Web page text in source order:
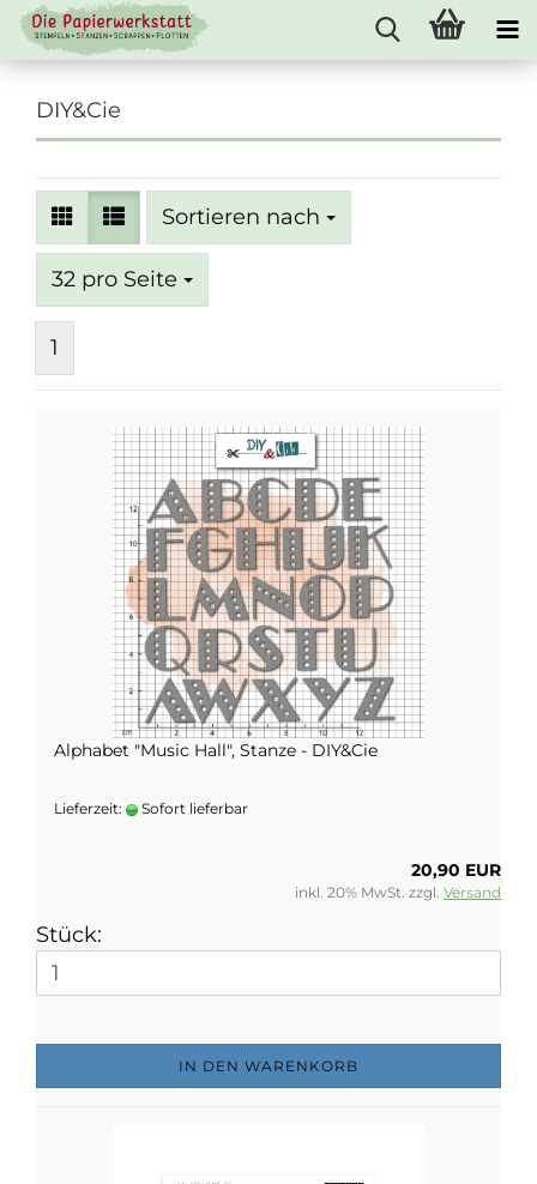
DIY&Cie
Sortieren nach
Sortieren nach
32 pro Seite
pro Seite
1
Alphabet "Music Hall", Stanze - DIY&Cie
Lieferzeit: Sofort lieferbar
20,90 EUR
inkl. 20% MwSt. zzgl. Versand
Stück:
IN DEN WARENKORB